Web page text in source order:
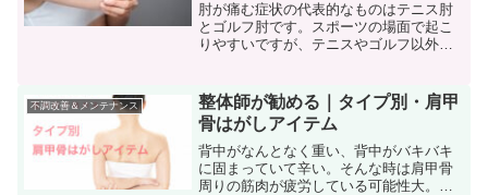
肘が痛む症状の代表的なものはテニス肘
とゴルフ肘です。スポーツの場面で起こ
りやすいですが、テニスやゴルフ以外の
り原因が不明であれば繰り返すことにな
ります。今回は痛みが出た...
不調改善＆メンテナンス
整体師が勧める｜タイプ別・肩甲
骨はがしアイテム
背中がなんとなく重い、背中がバキバキ
に固まっていて辛い。そんな時は肩甲骨
周りの筋肉が疲労している可能性大。肩